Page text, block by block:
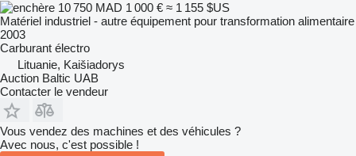
10 750 MAD 1 000 € ≈ 1 155 $US
Matériel industriel - autre équipement pour transformation alimentaire
2003
Carburant électro
Lituanie, Kaišiadorys
Auction Baltic UAB
Contacter le vendeur
Vous vendez des machines et des véhicules ?
Avec nous, c'est possible !